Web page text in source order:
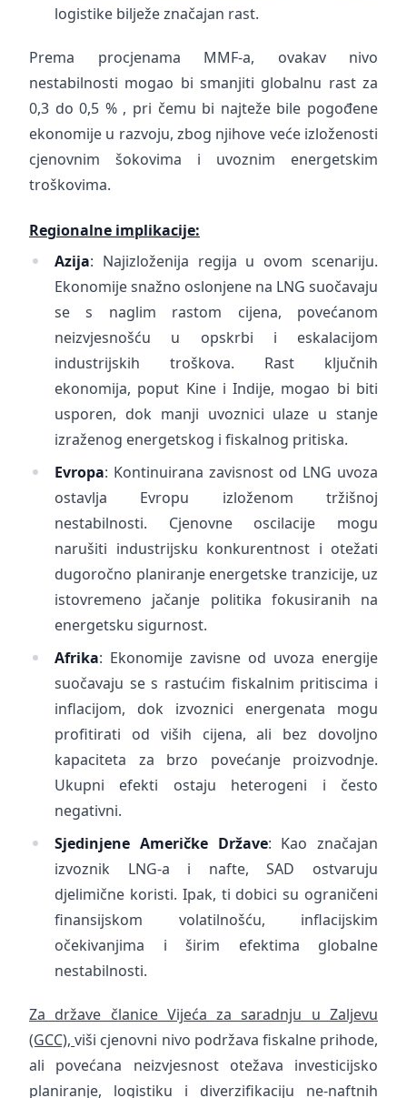
logistike bilježe značajan rast.
Prema procjenama MMF-a, ovakav nivo
nestabilnosti mogao bi smanjiti globalnu rast za
0,3 do 0,5 % , pri čemu bi najteže bile pogođene
ekonomije u razvoju, zbog njihove veće izloženosti
cjenovnim šokovima i uvoznim energetskim
troškovima.
Regionalne implikacije:
Azija: Najizloženija regija u ovom scenariju.
Ekonomije snažno oslonjene na LNG suočavaju
se s naglim rastom cijena, povećanom
neizvjesnošću u opskrbi i eskalacijom
industrijskih troškova. Rast ključnih
ekonomija, poput Kine i Indije, mogao bi biti
usporen, dok manji uvoznici ulaze u stanje
izraženog energetskog i fiskalnog pritiska.
Evropa: Kontinuirana zavisnost od LNG uvoza
ostavlja Evropu izloženom tržišnoj
nestabilnosti. Cjenovne oscilacije mogu
narušiti industrijsku konkurentnost i otežati
dugoročno planiranje energetske tranzicije, uz
istovremeno jačanje politika fokusiranih na
energetsku sigurnost.
Afrika: Ekonomije zavisne od uvoza energije
suočavaju se s rastućim fiskalnim pritiscima i
inflacijom, dok izvoznici energenata mogu
profitirati od viših cijena, ali bez dovoljno
kapaciteta za brzo povećanje proizvodnje.
Ukupni efekti ostaju heterogeni i često
negativni.
Sjedinjene Američke Države: Kao značajan
izvoznik LNG-a i nafte, SAD ostvaruju
djelimične koristi. Ipak, ti dobici su ograničeni
finansijskom volatilnošću, inflacijskim
očekivanjima i širim efektima globalne
nestabilnosti.
Za države članice Vijeća za saradnju u Zaljevu
(GCC),viši cjenovni nivo podržava fiskalne prihode,
ali povećana neizvjesnost otežava investicijsko
planiranje, logistiku i diverzifikaciju ne-naftnih